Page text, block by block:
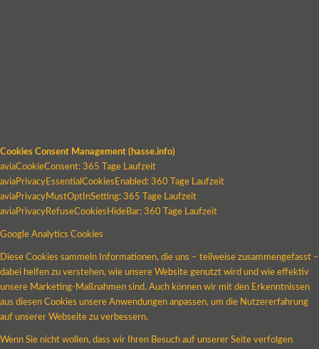
Cookies Consent Management (hasse.info)
aviaCookieConsent: 365 Tage Laufzeit
aviaPrivacyEssentialCookiesEnabled: 360 Tage Laufzeit
aviaPrivacyMustOptInSetting: 365 Tage Laufzeit
aviaPrivacyRefuseCookiesHideBar: 360 Tage Laufzeit
Google Analytics Cookies
Diese Cookies sammeln Informationen, die uns – teilweise zusammengefasst –
dabei helfen zu verstehen, wie unsere Website genutzt wird und wie effektiv
unsere Marketing-Maßnahmen sind. Auch können wir mit den Erkenntnissen
aus diesen Cookies unsere Anwendungen anpassen, um die Nutzererfahrung
auf unserer Webseite zu verbessern.
Wenn Sie nicht wollen, dass wir Ihren Besuch auf unserer Seite verfolgen